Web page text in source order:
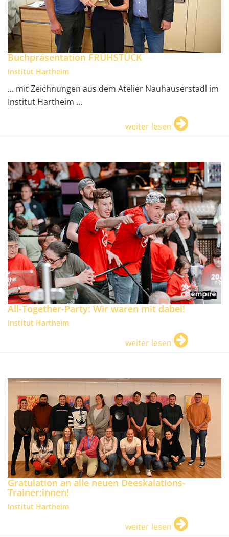
Buchpräsentation FRÜHSTÜCK
Institut Hartheim
... mit Zeichnungen aus dem Atelier Nauhauserstadl im
Institut Hartheim ...
weiter lesen
All-Together-Party: Wir waren mit dabei!
Institut Hartheim
weiter lesen
Gratulation an alle neuen Deeskalations-
Trainer:innen!
Institut Hartheim
weiter lesen